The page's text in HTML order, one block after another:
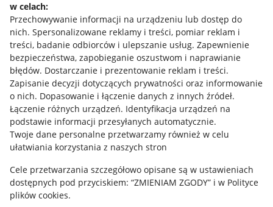
w celach:
Przechowywanie informacji na urządzeniu lub dostęp do
nich. Spersonalizowane reklamy i treści, pomiar reklam i
treści, badanie odbiorców i ulepszanie usług. Zapewnienie
bezpieczeństwa, zapobieganie oszustwom i naprawianie
błędów. Dostarczanie i prezentowanie reklam i treści.
Zapisanie decyzji dotyczących prywatności oraz informowanie
o nich. Dopasowanie i łączenie danych z innych źródeł.
Łączenie różnych urządzeń. Identyfikacja urządzeń na
podstawie informacji przesyłanych automatycznie.
Twoje dane personalne przetwarzamy również w celu
ułatwiania korzystania z naszych stron
Cele przetwarzania szczegółowo opisane są w ustawieniach
dostępnych pod przyciskiem: “ZMIENIAM ZGODY” i w Polityce
plików cookies.
Allegro Gadane dla sprzedających
Allegro Gadane dla kupujących
Mapa miejscowości
Informacje prawne
Regulamin
Polityka plików "cookies"
Ustawienia plików "cookies"
Udostępnianie lokalizacji
Informacje dla Aktu o Usługach Cyfrowych